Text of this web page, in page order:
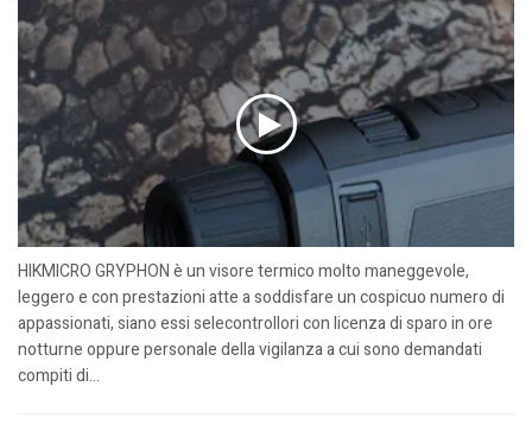
HIKMICRO GRYPHON è un visore termico molto maneggevole,
leggero e con prestazioni atte a soddisfare un cospicuo numero di
appassionati, siano essi selecontrollori con licenza di sparo in ore
notturne oppure personale della vigilanza a cui sono demandati
compiti di...